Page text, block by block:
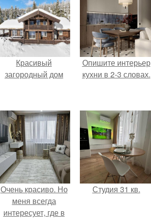
Красивый
загородный дом
Опишите интерьер
кухни в 2-3 словах.
Очень красиво. Но
меня всегда
интересует, где в
Студия 31 кв.